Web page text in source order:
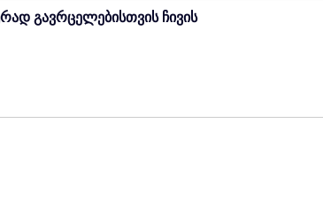
გავრცელებისთვის ჩივის